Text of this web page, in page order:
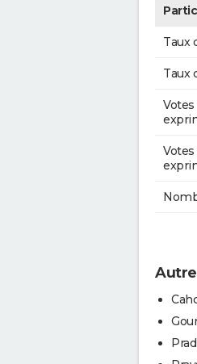
Taux
Taux